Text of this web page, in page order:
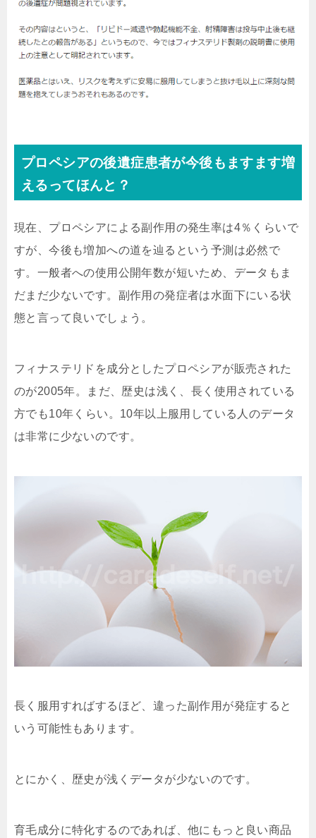
プロペシアの後遺症患者が今後もますます増
えるってほんと？
現在、プロペシアによる副作用の発生率は4％ くらいで
すが、今後も増加への道を辿るという予測は必然で
す。一般者への使用公開年数が短いため、データもま
だまだ少ないです。副作用の発症者は水面下にいる状
態と言って良いでしょう。
フィナステリドを成分としたプロペシアが販売された
のが2005年。まだ、歴史は浅く、長く使用されている
方でも10年くらい。10年以上服用している人のデータ
は非常に少ないのです。
長く服用すればするほど、違った副作用が発症すると
いう可能性もあります。
とにかく、歴史が浅くデータが少ないのです。
育毛成分に特化するのであれば、他にもっと良い商品